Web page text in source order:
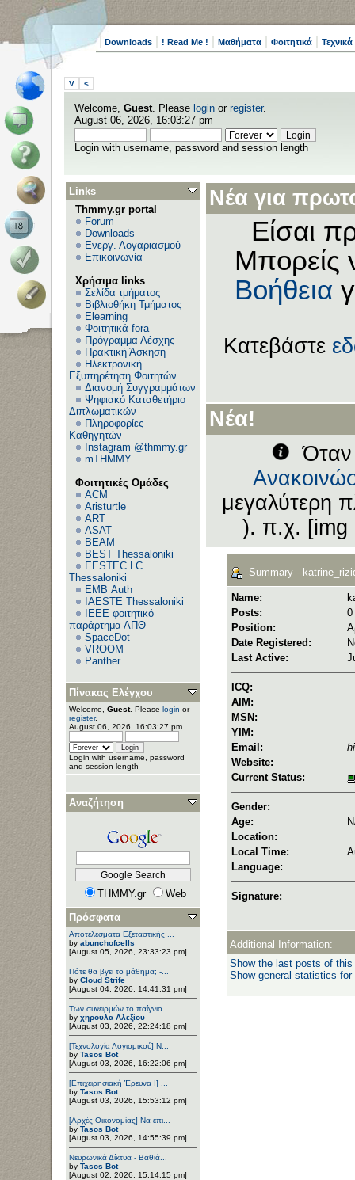
Downloads ! Read Me ! Μαθήματα Φοιτητικά
V <
Welcome, Guest. Please login or register.
August 06, 2026, 16:03:27 pm
Login with username, password and session length
Links
Thmmy.gr portal
Forum
Downloads
Ενεργ. Λογαριασμού
Επικοινωνία
Χρήσιμα links
Σελίδα τμήματος
Βιβλιοθήκη Τμήματος
Elearning
Φοιτητικά fora
Πρόγραμμα Λέσχης
Πρακτική Άσκηση
Ηλεκτρονική
Εξυπηρέτηση Φοιτητών
Διανομή Συγγραμμάτων
Ψηφιακό Καταθετήριο
Διπλωματικών
Πληροφορίες
Καθηγητών
Instagram @thmmy.gr
mTHMMY
Φοιτητικές Ομάδες
ACM
Aristurtle
ART
ASAT
BEAM
BEST Thessaloniki
EESTEC LC
Thessaloniki
EΜΒ Auth
IAESTE Thessaloniki
IEEE φοιτητικό
παράρτημα ΑΠΘ
SpaceDot
VROOM
Panther
Πίνακας Ελέγχου
Welcome, Guest. Please login or
register.
August 06, 2026, 16:03:27 pm
Login with username, password
and session length
Αναζήτηση
THMMY.gr
Web
Πρόσφατα
Αποτελέσματα Εξεταστικής ...
by abunchofcells
[August 05, 2026, 23:33:23 pm]
Πότε θα βγει το μάθημα; -...
by Cloud Strife
[August 04, 2026, 14:41:31 pm]
Των συνειρμών το παίγνιο....
by χηρουλα Αλεξίου
[August 03, 2026, 22:24:18 pm]
[Τεχνολογία Λογισμικού] Ν...
by Tasos Bot
[August 03, 2026, 16:22:06 pm]
[Επιχειρησιακή Έρευνα Ι] ...
by Tasos Bot
[August 03, 2026, 15:53:12 pm]
[Αρχές Οικονομίας] Να επι...
by Tasos Bot
[August 03, 2026, 14:55:39 pm]
Νευρωνικά Δίκτυα - Βαθιά...
by Tasos Bot
[August 02, 2026, 15:14:15 pm]
Νέα για
Είσαι
Μπορείς
Βοήθεια
Κατεβάστε
Νέα!
Όταν
μεγαλύτερη
). π.χ. [img
Summary -
Name:
Posts:
0
Position:
Date Registered:
Last Active:
ICQ:
AIM:
MSN:
YIM:
Email:
Website:
Current Status:
Gender:
Age:
Location:
Local Time:
Language:
Signature:
Additional Information:
Show the last posts of this
Show general statistics for